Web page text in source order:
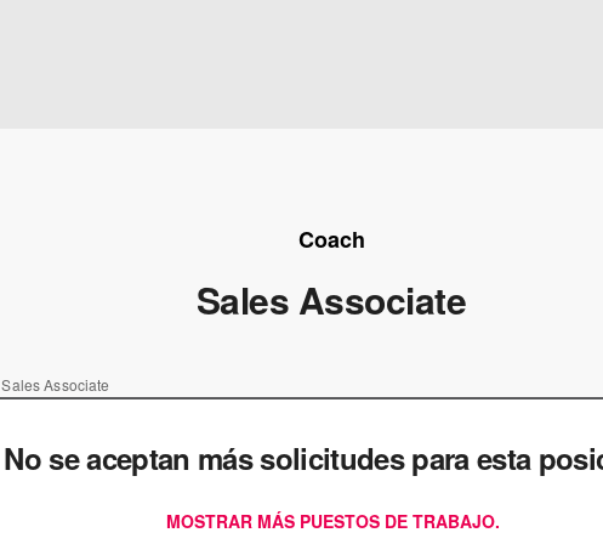
Coach
Sales Associate
Sales Associate
No se aceptan más solicitudes para esta
MOSTRAR MÁS PUESTOS DE TRABAJO.